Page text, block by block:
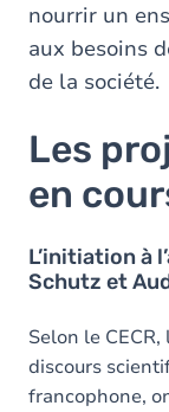
nourrir un
aux besoins
de la société.
Les
en
L’initiation à
Schutz et
Selon le
discours
francophone,